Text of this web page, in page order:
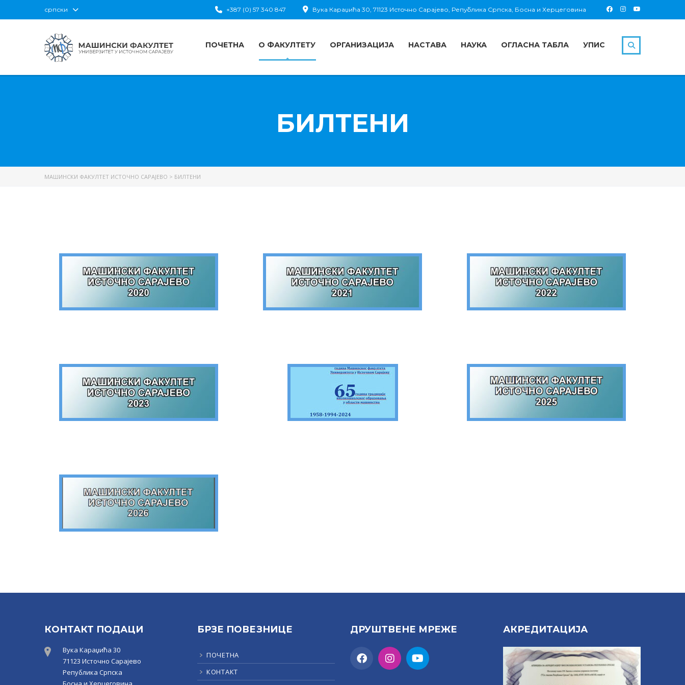
српски Вука Караџића 30, 71123 Источно Сарајево, Република Српска, Босна и Херцеговина
+387 (0) 57 340 847
ПОЧЕТНА О ФАКУЛТЕТУ ОРГАНИЗАЦИЈА НАСТАВА НАУКА ОГЛАСНА ТАБЛА УПИС
БИЛТЕНИ
МАШИНСКИ ФАКУЛТЕТ ИСТОЧНО САРАЈЕВО > БИЛТЕНИ
КОНТАКТ ПОДАЦИ
Вука Караџића 30
71123 Источно Сарајево
Република Српска
БРЗЕ ПОВЕЗНИЦЕ
ПОЧЕТНА
КОНТАКТ
ДРУШТВЕНЕ МРЕЖЕ АКРЕДИТАЦИЈА